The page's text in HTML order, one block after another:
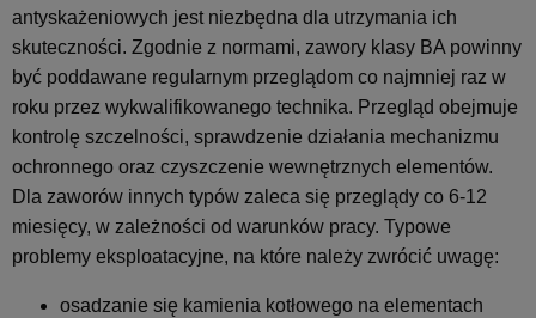
antyskażeniowych jest niezbędna dla utrzymania ich
skuteczności. Zgodnie z normami, zawory klasy BA powinny
być poddawane regularnym przeglądom co najmniej raz w
roku przez wykwalifikowanego technika. Przegląd obejmuje
kontrolę szczelności, sprawdzenie działania mechanizmu
ochronnego oraz czyszczenie wewnętrznych elementów.
Dla zaworów innych typów zaleca się przeglądy co 6-12
miesięcy, w zależności od warunków pracy. Typowe
problemy eksploatacyjne, na które należy zwrócić uwagę:
osadzanie się kamienia kotłowego na elementach